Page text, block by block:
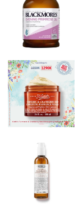
Cách dùng
– Có thể sử dụng
Zinc Oxide 9.0%​,​
Purified Water​,​
Octyldodecyl